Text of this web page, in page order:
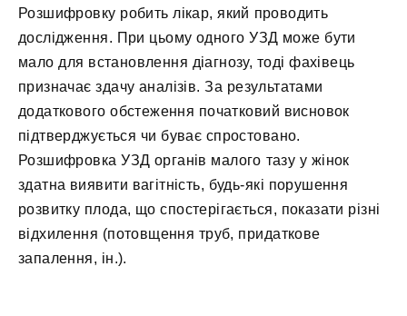
Розшифровку робить лікар, який проводить
дослідження. При цьому одного УЗД може бути
мало для встановлення діагнозу, тоді фахівець
призначає здачу аналізів. За результатами
додаткового обстеження початковий висновок
підтверджується чи буває спростовано.
Розшифровка УЗД органів малого тазу у жінок
здатна виявити вагітність, будь-які порушення
розвитку плода, що спостерігається, показати різні
відхилення (потовщення труб, придаткове
запалення, ін.).